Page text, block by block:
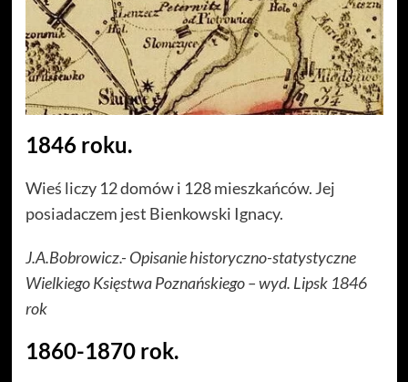
1846 roku.
Wieś liczy 12 domów i 128 mieszkańców. Jej
posiadaczem jest Bienkowski Ignacy.
J.A.Bobrowicz.- Opisanie historyczno-statystyczne
Wielkiego Księstwa Poznańskiego – wyd. Lipsk 1846
rok
1860-1870 rok.